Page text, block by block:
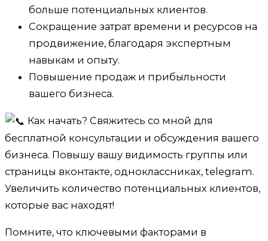
больше потенциальных клиентов.
Сокращение затрат времени и ресурсов на
продвижение, благодаря экспертным
навыкам и опыту.
Повышение продаж и прибыльности
вашего бизнеса.
Как начать? Свяжитесь со мной для
бесплатной консультации и обсуждения вашего
бизнеса. Повышу вашу видимость группы или
страницы вконтакте, одноклассниках, telegram.
Увеличить количество потенциальных клиентов,
которые вас находят!
Помните, что ключевыми факторами в